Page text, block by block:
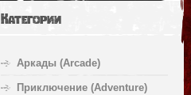
Категории
Аркады (Arcade)
Приключение (Adventure)